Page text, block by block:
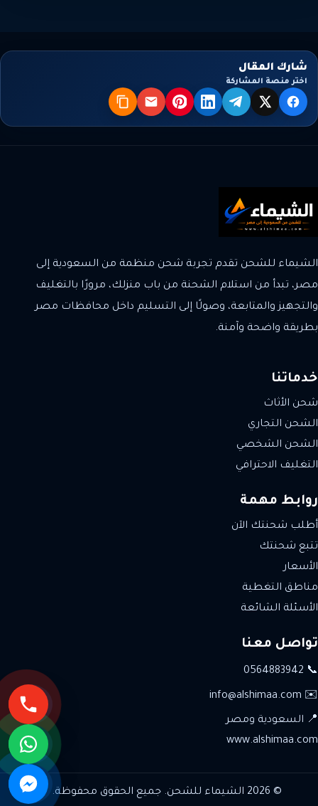
شارك المقال
اختر منصة المشاركة
فيسبوك
X تيليجراملينكدإنبنترستالبريد نسخ
الشيماء للشحن تقدم تجربة شحن منظمة من السعودية إلى
مصر، تبدأ من استلام الشحنة من باب منزلك، مرورًا بالتغليف
والتجهيز والمتابعة، وصولًا إلى التسليم داخل محافظات مصر
بطريقة واضحة وآمنة.
خدماتنا
شحن الأثاث
الشحن التجاري
الشحن الشخصي
التغليف الاحترافي
روابط مهمة
أطلب شحنتك الآن
تتبع شحنتك
الأسعار
مناطق التغطية
الأسئلة الشائعة
تواصل معنا
📞 0564883942
✉️ info@alshimaa.com
📍 السعودية ومصر
www.alshimaa.com
© 2026 الشيماء للشحن. جميع الحقوق محفوظة.